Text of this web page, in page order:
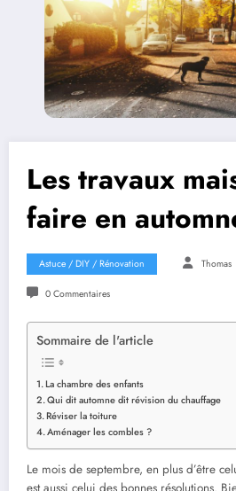
Les travaux
faire en
Astuce / DIY / Rénovation Thomas
0 Commentaires
Sommaire de l'article
La chambre des enfants
Qui dit automne dit révision du chauffage
Réviser la toiture
Aménager les combles ?
Le mois de septembre, en plus d’être